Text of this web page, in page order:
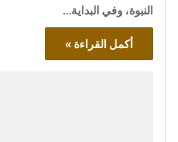
النبوة، وفي البداية…
أكمل القراءة »